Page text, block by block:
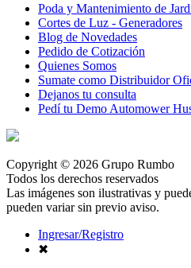
Poda y Mantenimiento de
Cortes de Luz - Generadores
Blog de Novedades
Pedido de Cotización
Quienes Somos
Sumate como Distribuidor
Dejanos tu consulta
Pedí tu Demo Automower
Copyright © 2026 Grupo Rumbo
Todos los derechos reservados
Las imágenes son ilustrativas y
pueden variar sin previo aviso.
Ingresar/Registro
✖